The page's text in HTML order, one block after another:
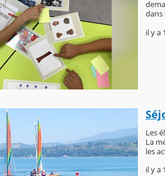
dans
il y a
Les
La
les
il y a